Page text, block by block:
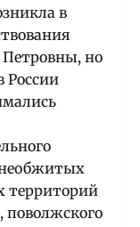
в
но
России
территорий
поволжского